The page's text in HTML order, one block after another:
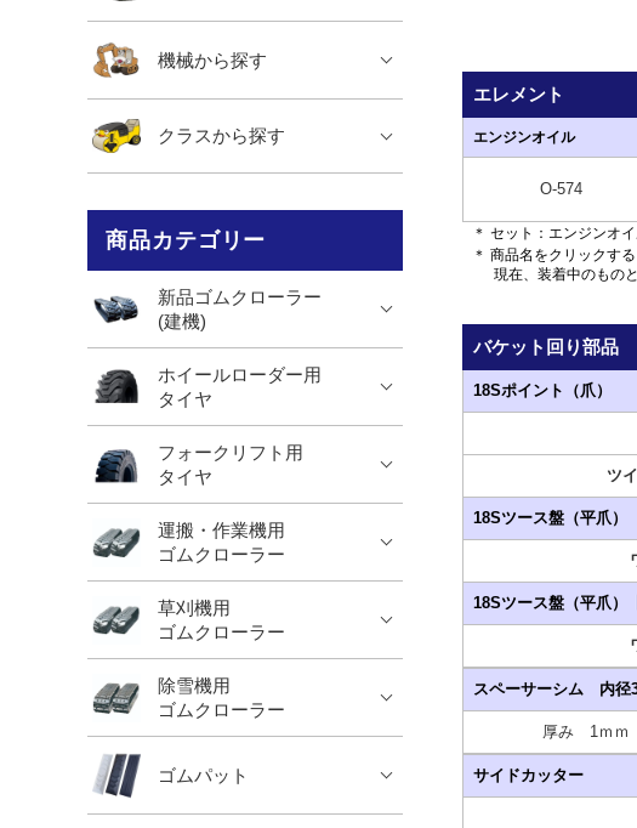
エレメント
エンジンオイル
O-574
＊ セット：エンジンオ
＊ 商品名をクリックす
現在、装着中のものと
バケット回り部品
18Sポイント（爪）
ツ
18Sツース盤（平爪
18Sツース盤（平爪
スペーサーシム 内径
厚み 1ｍｍ
サイドカッター
機械から探す
クラスから探す
商品カテゴリー
新品ゴムクローラー
(建機)
ホイールローダー用
タイヤ
フォークリフト用
タイヤ
運搬・作業機用
ゴムクローラー
草刈機用
ゴムクローラー
除雪機用
ゴムクローラー
ゴムパット